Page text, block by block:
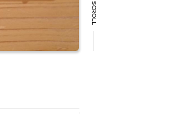
SCROLL